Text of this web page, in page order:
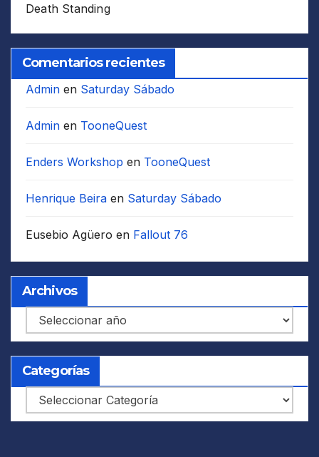
Death Standing
Comentarios recientes
Admin en Saturday Sábado
Admin en TooneQuest
Enders Workshop en TooneQuest
Henrique Beira en Saturday Sábado
Eusebio Agüero en Fallout 76
Archivos
Archivos
Categorías
Categorías